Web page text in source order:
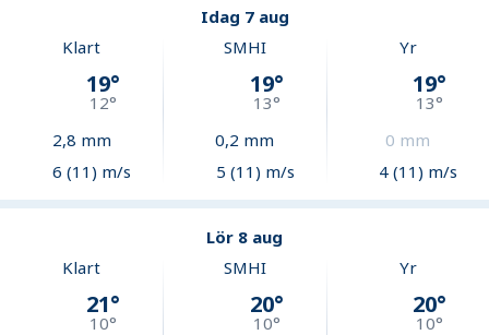
Idag 7 aug
Klart
19°
12°
2,8 mm
6 (11) m/s
SMHI
19°
13°
0,2 mm
5 (11) m/s
Yr
19°
13°
0 mm
4 (11) m/s
Lör 8 aug
Klart
21°
10°
SMHI
20°
10°
Yr
20°
10°